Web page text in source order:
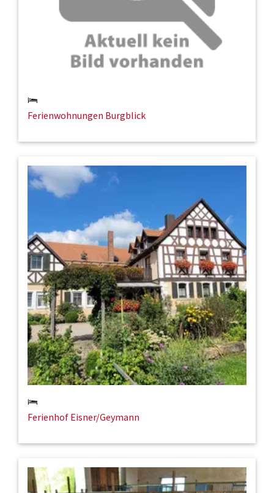
Ferienwohnungen Burgblick
Ferienhof Eisner/Geymann